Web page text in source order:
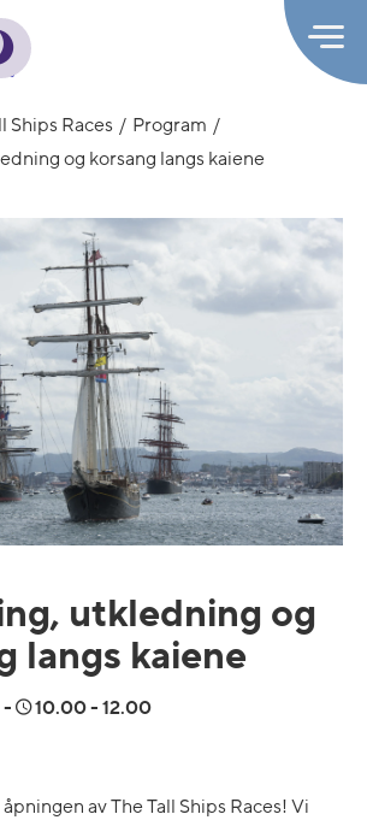
Ships Races
Program
og korsang langs kaiene
utkledning og
langs kaiene
- 10.00- 12.00
av The Tall Ships Races! Vi